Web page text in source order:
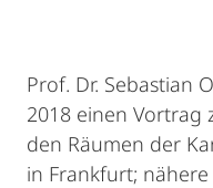
Prof. Dr. Sebastian
2018 einen Vortrag
den Räumen der
in Frankfurt;